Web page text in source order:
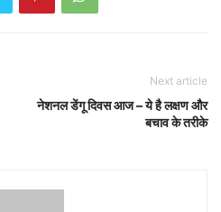
Next article
नेशनल डेंगू दिवस आज – ये है लक्षण और
बचाव के तरीके